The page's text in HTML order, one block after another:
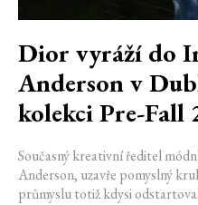
Dior vyráží do
Anderson v
kolekci Pre-Fall
Současný kreativní ředitel
Anderson, uzavře pomyslný
průmyslu totiž kdysi